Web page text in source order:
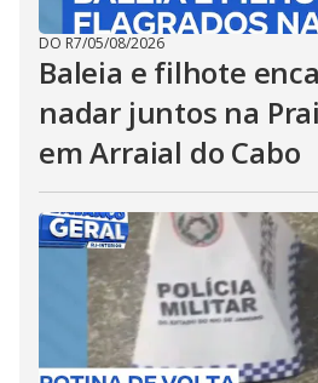
DO R7/05/08/2026
Baleia e filhote
nadar juntos na
em Arraial do Cabo